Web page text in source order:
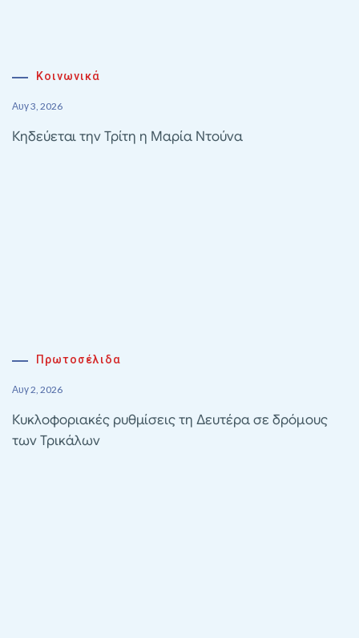
Κοινωνικά
Αυγ 3, 2026
Κηδεύεται την Τρίτη η Μαρία Ντούνα
Πρωτοσέλιδα
Αυγ 2, 2026
Κυκλοφοριακές ρυθμίσεις τη Δευτέρα σε δρόμους
των Τρικάλων